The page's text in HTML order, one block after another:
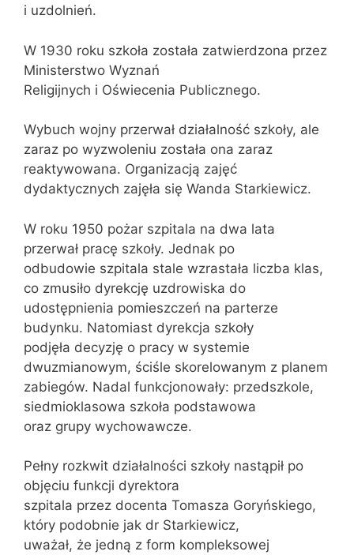
i uzdolnień.
W 1930 roku szkoła została zatwierdzona przez
Ministerstwo Wyznań
Religijnych i Oświecenia Publicznego.
Wybuch wojny przerwał działalność szkoły, ale
zaraz po wyzwoleniu została ona zaraz
reaktywowana. Organizacją zajęć
dydaktycznych zajęła się Wanda Starkiewicz.
W roku 1950 pożar szpitala na dwa lata
przerwał pracę szkoły. Jednak po
odbudowie szpitala stale wzrastała liczba klas,
co zmusiło dyrekcję uzdrowiska do
udostępnienia pomieszczeń na parterze
budynku. Natomiast dyrekcja szkoły
podjęła decyzję o pracy w systemie
dwuzmianowym, ściśle skorelowanym z planem
zabiegów. Nadal funkcjonowały: przedszkole,
siedmioklasowa szkoła podstawowa
oraz grupy wychowawcze.
Pełny rozkwit działalności szkoły nastąpił po
objęciu funkcji dyrektora
szpitala przez docenta Tomasza Goryńskiego,
który podobnie jak dr Starkiewicz,
uważał, że jedną z form kompleksowej